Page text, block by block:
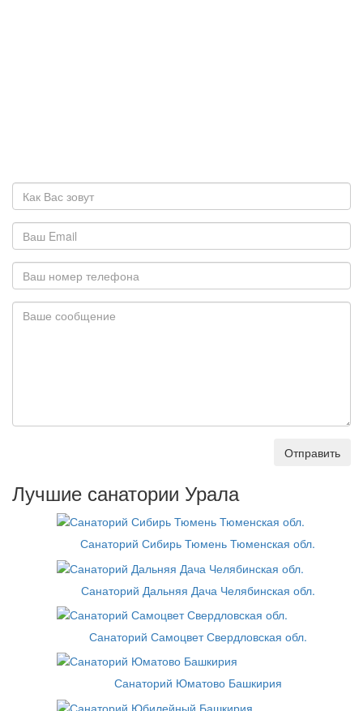
Отправить
Лучшие санатории Урала
Санаторий Сибирь Тюмень Тюменская обл.
Санаторий Дальняя Дача Челябинская обл.
Санаторий Самоцвет Свердловская обл.
Санаторий Юматово Башкирия